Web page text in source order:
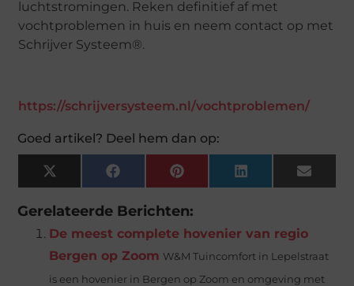
luchtstromingen. Reken definitief af met
vochtproblemen in huis en neem contact op met
Schrijver Systeem®.
https://schrijversysteem.nl/vochtproblemen/
Goed artikel? Deel hem dan op:
X
(Twitter)
Facebook Pinterest LinkedIn Email
Gerelateerde Berichten:
De meest complete hovenier van regio
Bergen op Zoom W&M Tuincomfort in Lepelstraat
is een hovenier in Bergen op Zoom en omgeving met